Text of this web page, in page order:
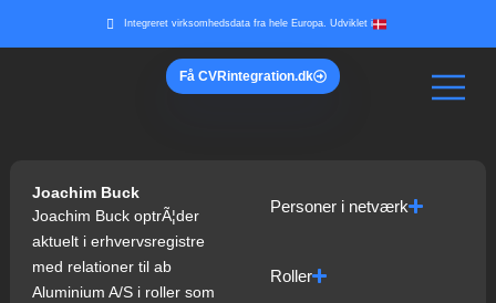
Integreret virksomhedsdata fra hele Europa. Udviklet i
Få CVRintegration.dk
Joachim Buck
Joachim Buck optrÃ¦der
aktuelt i erhvervsregistre
med relationer til ab
Aluminium A/S i roller som
Personer i netværk
Roller